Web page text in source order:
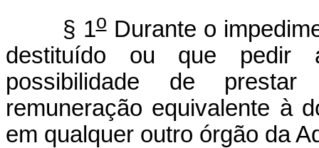
§ 1oDurante o
destituído ou que pedir
possibilidade de
remuneração equivalente à
em qualquer outro órgão da